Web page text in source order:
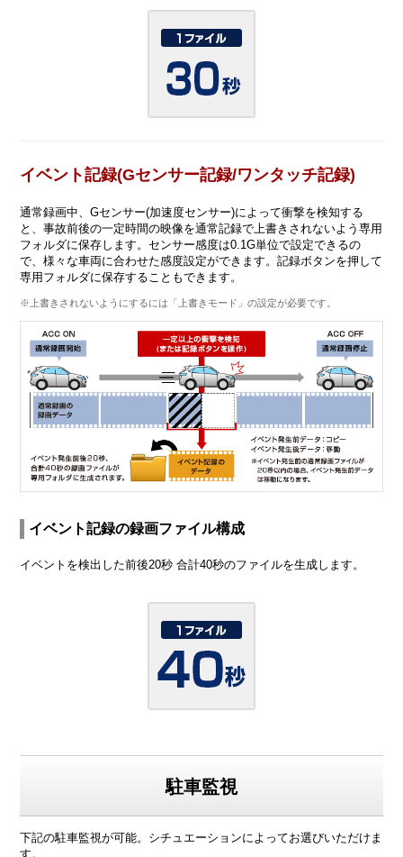
イベント記録(Gセンサー記録/ワンタッチ記録)
通常録画中、Gセンサー(加速度センサー)によって衝撃を検知する
と、事故前後の一定時間の映像を通常記録で上書きされないよう専用
フォルダに保存します。センサー感度は0.1G単位で設定できるの
で、様々な車両に合わせた感度設定ができます。記録ボタンを押して
専用フォルダに保存することもできます。
※上書きされないようにするには「上書きモード」の設定が必要です。
イベント記録の録画ファイル構成
イベントを検出した前後20秒 合計40秒のファイルを生成します。
駐車監視
下記の駐車監視が可能。シチュエーションによってお選びいただけま
す。